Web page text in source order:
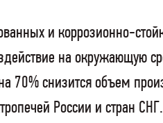
и коррозионно-
на окружающую
70% снизится объем
России и стран